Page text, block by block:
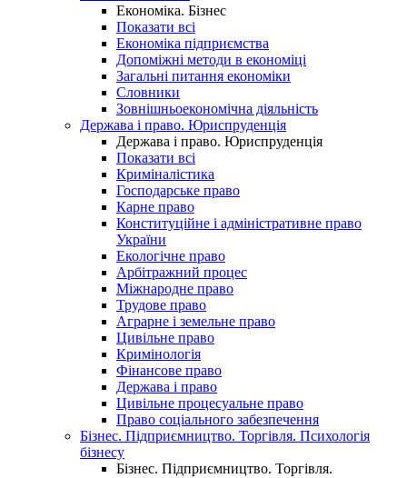
Економіка. Бізнес
Показати всі
Економіка підприємства
Допоміжні методи в економіці
Загальні питання економіки
Словники
Зовнішньоекономічна діяльність
Держава і право. Юриспруденція
Держава і право. Юриспруденція
Показати всі
Криміналістика
Господарське право
Карне право
Конституційне і адміністративне право
України
Екологічне право
Арбітражний процес
Міжнародне право
Трудове право
Аграрне і земельне право
Цивільне право
Кримінологія
Фінансове право
Держава і право
Цивільне процесуальне право
Право соціального забезпечення
Бізнес. Підприємництво. Торгівля. Психологія
бізнесу
Бізнес. Підприємництво. Торгівля.